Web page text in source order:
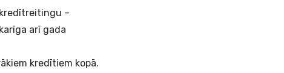
–
arī gada
kredītiem kopā.